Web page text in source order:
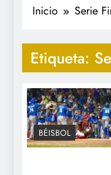
Inicio Serie
Etiqueta:
BÉISBOL